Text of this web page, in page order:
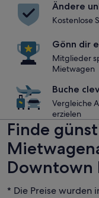
Ändere
Kostenlose
Gönn dir
Mitglieder
Mietwagen
Buche
Vergleiche
erzielen
Finde
Downtown
* Die Preise wurden